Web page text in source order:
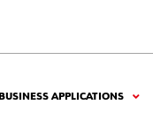
BUSINESS APPLICATIONS